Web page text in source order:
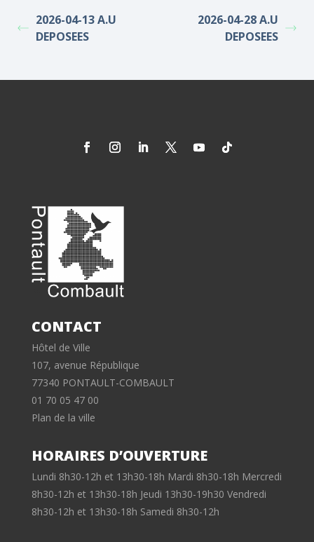
2026-04-13 A.U
DEPOSEES
2026-04-28 A.U
DEPOSEES
CONTACT
Hôtel de Ville
107, avenue République
77340 PONTAULT-COMBAULT
01 70 05 47 00
Plan de la ville
HORAIRES D’OUVERTURE
Lundi 8h30-12h et 13h30-18h Mardi 8h30-18h Mercredi
8h30-12h et 13h30-18h Jeudi 13h30-19h30 Vendredi
8h30-12h et 13h30-18h Samedi 8h30-12h